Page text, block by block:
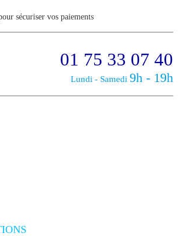
sécuriser vos paiements
01 75 33 07 40
Lundi - Samedi 9h - 19h